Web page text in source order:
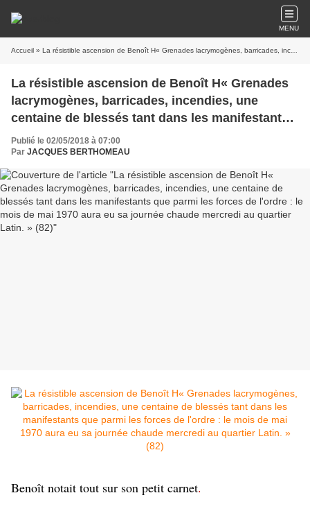
MENU
Accueil » La résistible ascension de Benoît H« Grenades lacrymogènes, barricades, incendies, une centaine de blessés tant dans les manifestants que parmi les forces de l'ordre : le mois de mai 1970 aura eu sa journée chaude mercredi au quartier Latin. » (82)
La résistible ascension de Benoît H« Grenades
lacrymogènes, barricades, incendies, une
centaine de blessés tant dans les manifestants
que parmi les forces de l'ordre : le mois de mai
1970 aura eu sa journée chaude mercredi au
quartier Latin. » (82)
Publié le 02/05/2018 à 07:00
Par JACQUES BERTHOMEAU
Benoît notait tout sur son petit carnet.